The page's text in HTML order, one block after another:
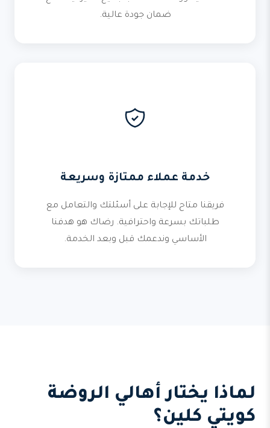
ضمان جودة عالية.
خدمة عملاء ممتازة وسريعة
فريقنا متاح للإجابة على أسئلتك والتعامل مع
طلباتك بسرعة واحترافية. رضاك هو هدفنا
الأساسي وندعمك قبل وبعد الخدمة.
لماذا يختار أهالي الروضة
كويتي كلين؟